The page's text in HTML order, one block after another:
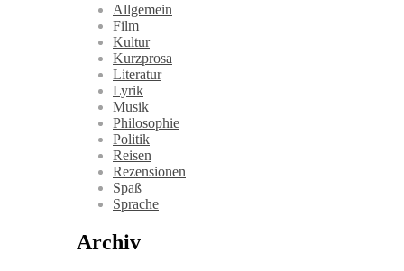
Allgemein
Film
Kultur
Kurzprosa
Literatur
Lyrik
Musik
Philosophie
Politik
Reisen
Rezensionen
Spaß
Sprache
Archiv